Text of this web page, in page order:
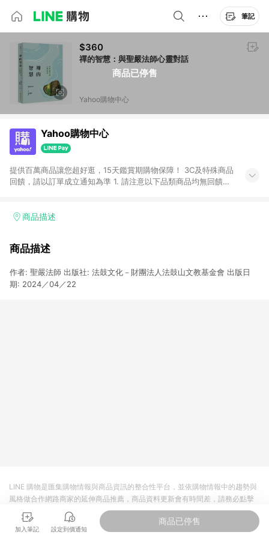
筆記
商品已停售
$360
禪的智慧：與聖嚴法師心靈對話
Yahoo購物中心
Yahoo購物中心
提供百萬商品讓您超好逛，15天鑑賞期購物保障！ 3C及特殊商品
回饋，請以訂單成立通知為準 1. 請注意以下品類商品均無回饋：
電玩/遊戲/相機/單眼/鏡頭/拍立得 [2024/6/1起適用] -內接硬
的購回饋活動享Yahoo超贈點回饋者 - 購物中心商店之商品：商
3. 訂單回饋金額將扣除運費/購物金/超贈點/福利金/紅利折抵/折
價券等虛擬貨幣折抵 4. 大宗採購或批發轉賣不具回饋資格： 如
商品描述
商品描述
作者: 聖嚴法師 出版社: 法鼓文化－財團法人法鼓山文教基金會 出版日
期: 2024／04／22
加入筆記 設定到價通知
商品已停售
LINE 購物是匯集購物情報與商品資訊的整合性平台，並依購物情報中的趨勢與
風格做合作網路商家的延伸商品推薦，商品資料更新會有時間差，請務必點擊
商品至各合作網路商家，確認現售價與購物條件，一切資訊以合作廠商網頁為
準。